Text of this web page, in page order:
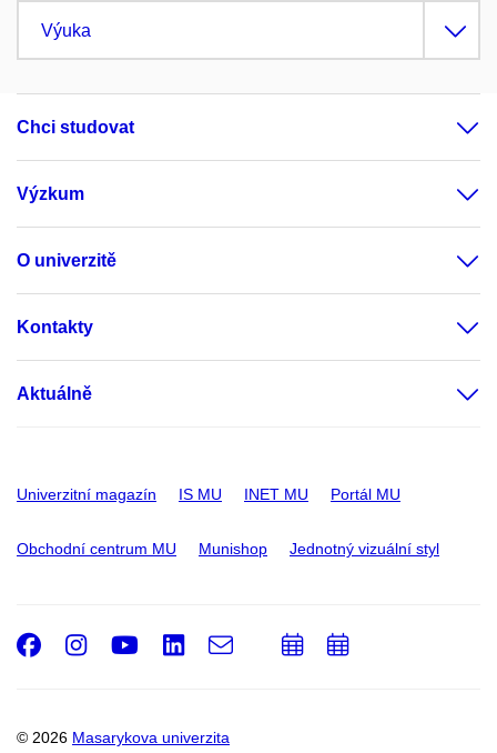
Výuka
Chci studovat
Výzkum
O univerzitě
Kontakty
Aktuálně
Univerzitní magazín IS MU INET MU Portál MU
Obchodní centrum MU Munishop Jednotný vizuální styl
© 2026 Masarykova univerzita
Facebook
Instagram
Youtube
LinkedIn
e-
PřidatPřidat